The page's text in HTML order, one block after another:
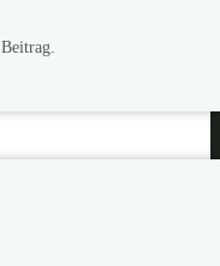
Beitrag.